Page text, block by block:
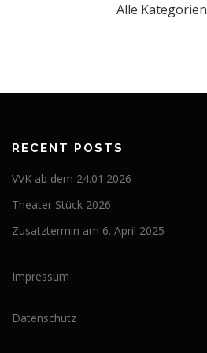
Alle Kategorien
RECENT POSTS
VVK ab dem 24.01.2026
Theater Stück 2026
Zusatztermin am 6. April 2025
Impressum
Datenschutz